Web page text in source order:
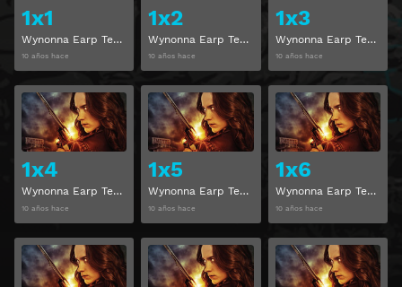
1x1
Wynonna Earp Temporada 1 Capítulo 1
10 años hace
1x2
Wynonna Earp Temporada 1 Capítulo 2
10 años hace
1x3
Wynonna Earp Temporada 1 Capítulo 3
10 años hace
1x4
Wynonna Earp Temporada 1 Capítulo 4
10 años hace
Ver
1x5
Wynonna Earp Temporada 1 Capítulo 5
10 años hace
Ver
1x6
Wynonna Earp Temporada 1 Capítulo 6
10 años hace
Ver Ver